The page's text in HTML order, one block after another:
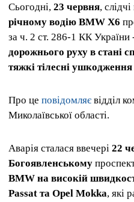
Сьогодні, 23 червня,
річному водію BMW X6
за ч. 2 ст. 286-1 КК України
дорожнього руху в стані
тяжкі тілесні
Про це повідомляє відділ
Миколаївської області.
Аварія сталася ввечері 22
Богоявленському
BMW на високій
Passat та Opel Mokka, які